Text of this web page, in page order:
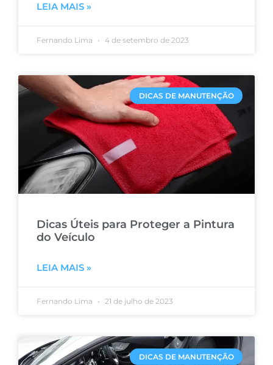
LEIA MAIS »
Fernando Lima 4 de setembro de 2023
DICAS DE MANUTENÇÃO
Dicas Úteis para Proteger a Pintura
do Veículo
LEIA MAIS »
Fernando Lima 21 de julho de 2023
DICAS DE MANUTENÇÃO